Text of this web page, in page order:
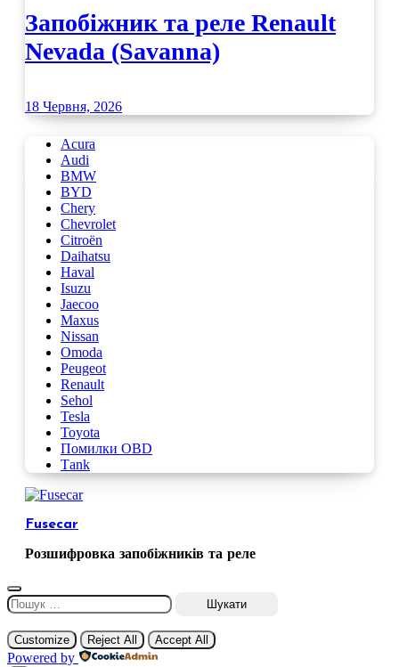
Запобіжник та реле Renault
Nevada (Savanna)
18 Червня, 2026
Acura
Audi
BMW
BYD
Chery
Chevrolet
Citroën
Daihatsu
Haval
Isuzu
Jaecoo
Maxus
Nissan
Omoda
Peugeot
Renault
Sehol
Tesla
Toyota
Помилки OBD
Таnk
Fusecar
Розшифровка запобіжників та реле
Пошук:
Customize Reject All Accept All
Powered by